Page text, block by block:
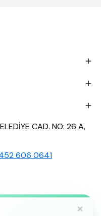
CAD. NO: 26 A,
606 0641
×